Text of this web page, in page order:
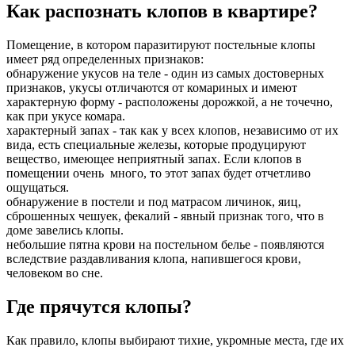
Как распознать клопов в квартире?
Помещение, в котором паразитируют постельные клопы
имеет ряд определенных признаков:
обнаружение укусов на теле - один из самых достоверных
признаков, укусы отличаются от комариных и имеют
характерную форму - расположены дорожкой, а не точечно,
как при укусе комара.
характерный запах - так как у всех клопов, независимо от их
вида, есть специальные железы, которые продуцируют
вещество, имеющее неприятный запах. Если клопов в
помещении очень много, то этот запах будет отчетливо
ощущаться.
обнаружение в постели и под матрасом личинок, яиц,
сброшенных чешуек, фекалий - явный признак того, что в
доме завелись клопы.
небольшие пятна крови на постельном белье - появляются
вследствие раздавливания клопа, напившегося крови,
человеком во сне.
Где прячутся клопы?
Как правило, клопы выбирают тихие, укромные места, где их